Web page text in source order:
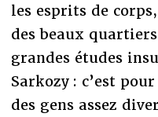
les esprits de
des beaux
grandes études
Sarkozy : c’est
des gens assez